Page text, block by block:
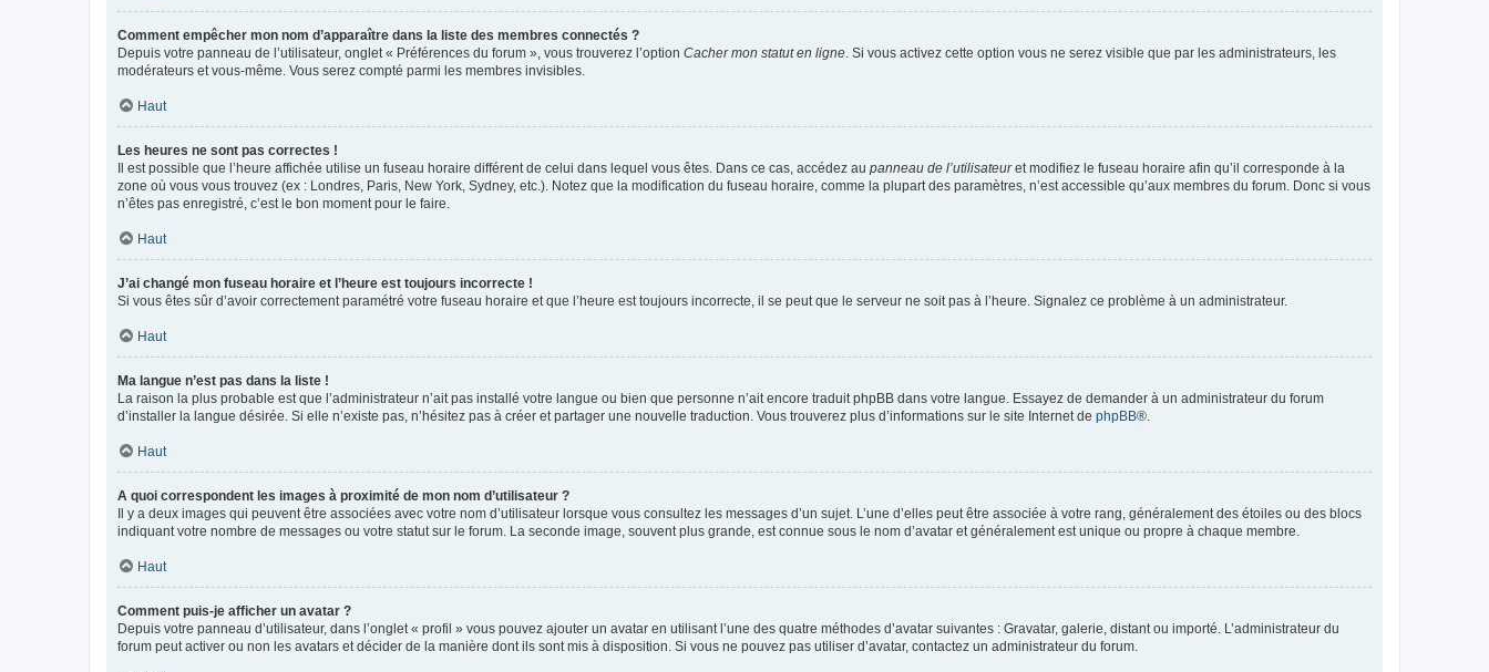
Comment empêcher mon nom d’apparaître dans la liste des membres connectés ?
Depuis votre panneau de l’utilisateur, onglet « Préférences du forum », vous trouverez l’option Cacher mon statut en ligne . Si vous activez cette option vous ne serez visible que par les administrateurs, les
modérateurs et vous-même. Vous serez compté parmi les membres invisibles.
Haut
Les heures ne sont pas correctes !
Il est possible que l’heure affichée utilise un fuseau horaire différent de celui dans lequel vous êtes. Dans ce cas, accédez au panneau de l’utilisateuret modifiez le fuseau horaire afin qu’il corresponde à la
zone où vous vous trouvez (ex : Londres, Paris, New York, Sydney, etc.). Notez que la modification du fuseau horaire, comme la plupart des paramètres, n’est accessible qu’aux membres du forum. Donc si vous
n’êtes pas enregistré, c’est le bon moment pour le faire.
Haut
J’ai changé mon fuseau horaire et l’heure est toujours incorrecte !
Si vous êtes sûr d’avoir correctement paramétré votre fuseau horaire et que l’heure est toujours incorrecte, il se peut que le serveur ne soit pas à l’heure. Signalez ce problème à un administrateur.
Haut
Ma langue n’est pas dans la liste !
La raison la plus probable est que l’administrateur n’ait pas installé votre langue ou bien que personne n’ait encore traduit phpBB dans votre langue. Essayez de demander à un administrateur du forum
d’installer la langue désirée. Si elle n’existe pas, n’hésitez pas à créer et partager une nouvelle traduction. Vous trouverez plus d’informations sur le site Internet de phpBB®.
Haut
A quoi correspondent les images à proximité de mon nom d’utilisateur ?
Il y a deux images qui peuvent être associées avec votre nom d’utilisateur lorsque vous consultez les messages d’un sujet. L’une d’elles peut être associée à votre rang, généralement des étoiles ou des blocs
indiquant votre nombre de messages ou votre statut sur le forum. La seconde image, souvent plus grande, est connue sous le nom d’avatar et généralement est unique ou propre à chaque membre.
Haut
Comment puis-je afficher un avatar ?
Depuis votre panneau d’utilisateur, dans l’onglet « profil » vous pouvez ajouter un avatar en utilisant l’une des quatre méthodes d’avatar suivantes : Gravatar, galerie, distant ou importé. L’administrateur du
forum peut activer ou non les avatars et décider de la manière dont ils sont mis à disposition. Si vous ne pouvez pas utiliser d’avatar, contactez un administrateur du forum.